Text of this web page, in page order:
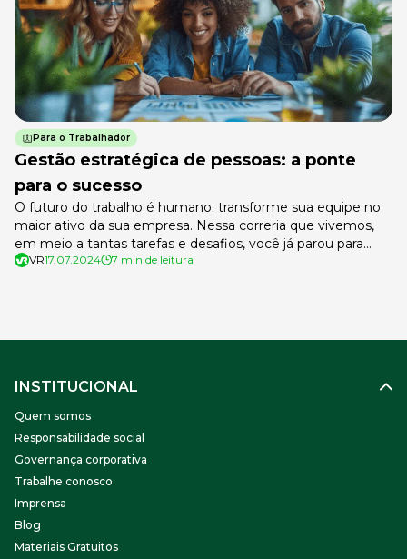
Para o Trabalhador
Gestão estratégica de pessoas: a ponte
para o sucesso
O futuro do trabalho é humano: transforme sua equipe no
maior ativo da sua empresa. Nessa correria que vivemos,
em meio a tantas tarefas e desafios, você já parou para
refletir sobre o que realmente impulsiona sua empresa?
VR17.07.2024 7 min de leitura
INSTITUCIONAL
Quem somos
Responsabilidade social
Governança corporativa
Trabalhe conosco
Imprensa
Blog
Materiais Gratuitos